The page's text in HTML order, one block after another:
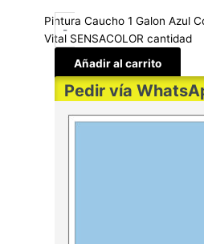
-
Pintura Caucho 1 Galon Azul
Vital SENSACOLOR cantidad
Añadir al carrito
Pedir vía